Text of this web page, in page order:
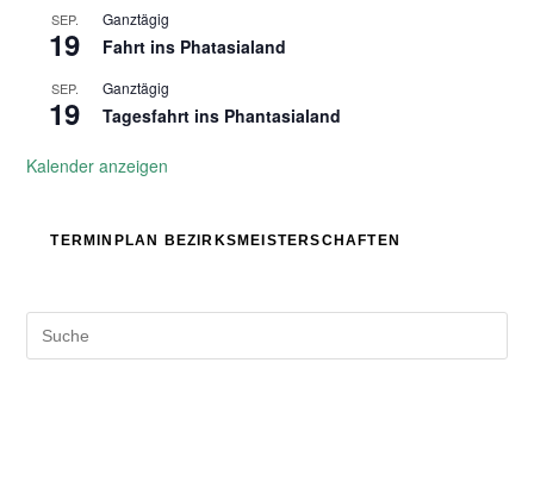
SEP.
19
Ganztägig
Fahrt ins Phatasialand
SEP.
19
Ganztägig
Tagesfahrt ins Phantasialand
Kalender anzeigen
TERMINPLAN BEZIRKSMEISTERSCHAFTEN